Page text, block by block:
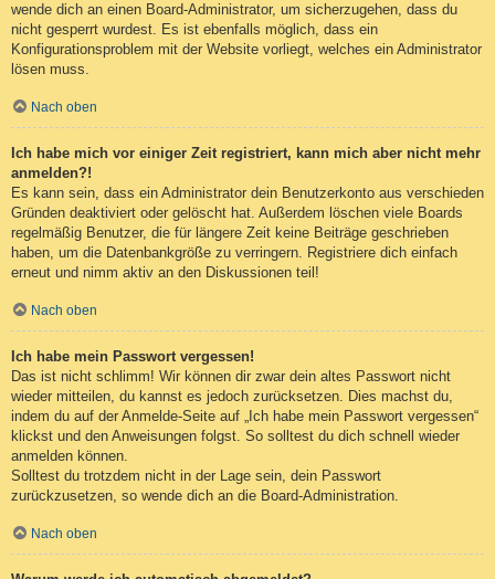
wende dich an einen Board-Administrator, um sicherzugehen, dass du
nicht gesperrt wurdest. Es ist ebenfalls möglich, dass ein
Konfigurationsproblem mit der Website vorliegt, welches ein Administrator
lösen muss.
Nach oben
Ich habe mich vor einiger Zeit registriert, kann mich aber nicht mehr
anmelden?!
Es kann sein, dass ein Administrator dein Benutzerkonto aus verschieden
Gründen deaktiviert oder gelöscht hat. Außerdem löschen viele Boards
regelmäßig Benutzer, die für längere Zeit keine Beiträge geschrieben
haben, um die Datenbankgröße zu verringern. Registriere dich einfach
erneut und nimm aktiv an den Diskussionen teil!
Nach oben
Ich habe mein Passwort vergessen!
Das ist nicht schlimm! Wir können dir zwar dein altes Passwort nicht
wieder mitteilen, du kannst es jedoch zurücksetzen. Dies machst du,
indem du auf der Anmelde-Seite auf „Ich habe mein Passwort vergessen“
klickst und den Anweisungen folgst. So solltest du dich schnell wieder
anmelden können.
Solltest du trotzdem nicht in der Lage sein, dein Passwort
zurückzusetzen, so wende dich an die Board-Administration.
Nach oben